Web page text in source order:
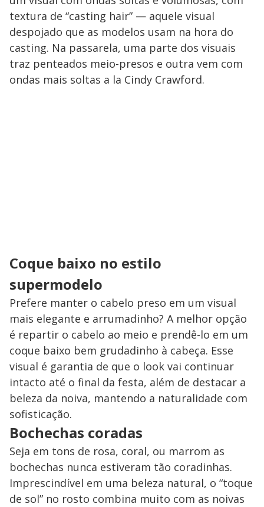
textura de “casting hair” — aquele visual
despojado que as modelos usam na hora do
casting. Na passarela, uma parte dos visuais
traz penteados meio-presos e outra vem com
ondas mais soltas a la Cindy Crawford.
Coque baixo no estilo
supermodelo
Prefere manter o cabelo preso em um visual
mais elegante e arrumadinho? A melhor opção
é repartir o cabelo ao meio e prendê-lo em um
coque baixo bem grudadinho à cabeça. Esse
visual é garantia de que o look vai continuar
intacto até o final da festa, além de destacar a
beleza da noiva, mantendo a naturalidade com
sofisticação.
Bochechas coradas
Seja em tons de rosa, coral, ou marrom as
bochechas nunca estiveram tão coradinhas.
Imprescindível em uma beleza natural, o “toque
de sol” no rosto combina muito com as noivas